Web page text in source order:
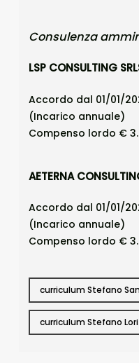
Consulenza
LSP CONSULTING
Accordo dal 01/01/
(Incarico annuale)
Compenso lordo €
AETERNA
Accordo dal 01/01/
(Incarico annuale)
Compenso lordo €
curriculum Stefano
curriculum Stefano Lori